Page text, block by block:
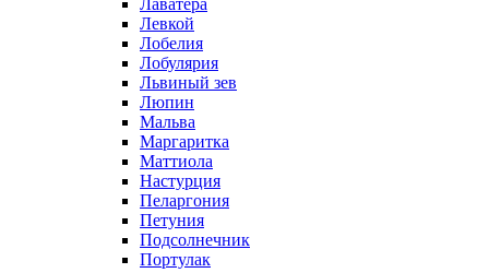
Левкой
Лобелия
Лобулярия
Львиный зев
Люпин
Мальва
Маргаритка
Маттиола
Настурция
Пеларгония
Петуния
Подсолнечник
Портулак